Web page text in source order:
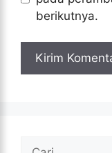
berikutnya.
Cari